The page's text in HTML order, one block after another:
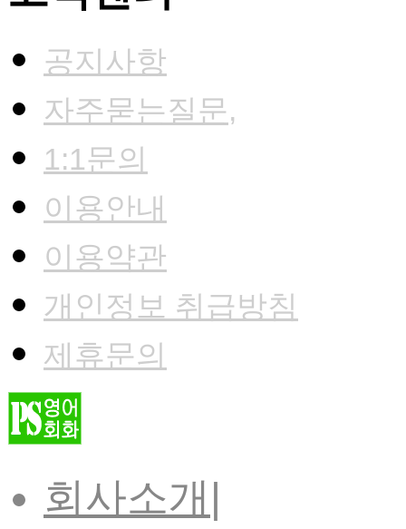
공지사항
자주묻는질문,
1:1문의
이용안내
이용약관
개인정보 취급방침
제휴문의
회사소개 |